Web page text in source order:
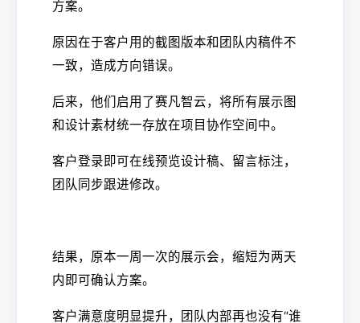
方案。
原因在于客户用的截图版本和团队内稿件不
一致，造成方向错误。
后来，他们启用了赛凡智云，将所有展示图
和设计素材统一存放在项目协作空间中。
客户登录即可在线预览设计稿、留言标注，
团队同步跟进修改。
结果，原本一周一次的展示会，缩短为两天
内即可确认方案。
客户满意度明显提升，团队内部再也没有“谁